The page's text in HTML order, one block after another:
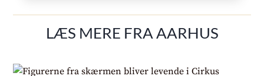
LÆS MERE FRA AARHUS